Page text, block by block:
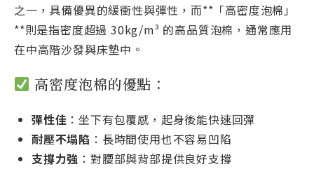
之一，具備優異的緩衝性與彈性，而**「高密度泡棉」
**則是指密度超過 30kg/m³ 的高品質泡棉，通常應用
在中高階沙發與床墊中。
高密度泡棉的優點：
彈性佳 ：坐下有包覆感，起身後能快速回彈
耐壓不塌陷 ：長時間使用也不容易凹陷
支撐力強 ：對腰部與背部提供良好支撐